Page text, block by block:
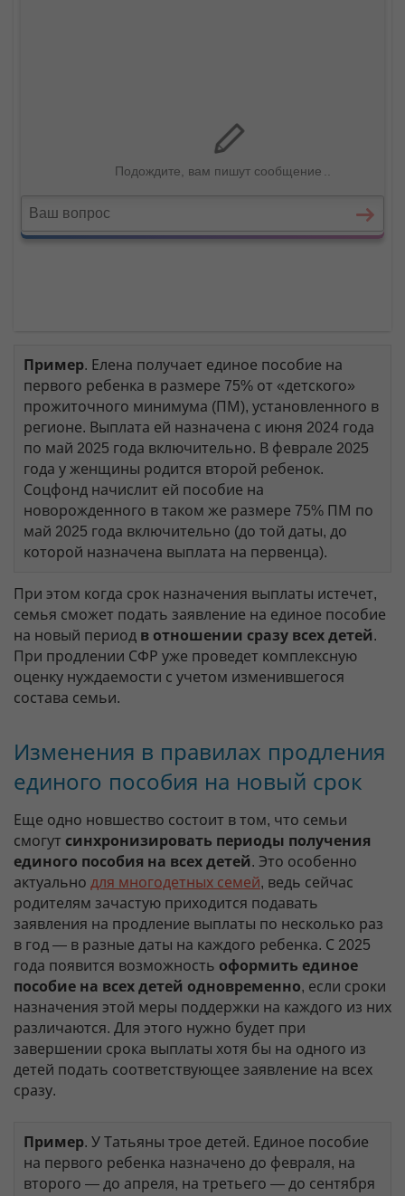
Пример. Елена получает единое пособие на
первого ребенка в размере 75% от «детского»
прожиточного минимума (ПМ), установленного в
регионе. Выплата ей назначена с июня 2024 года
по май 2025 года включительно. В феврале 2025
года у женщины родится второй ребенок.
Соцфонд начислит ей пособие на
новорожденного в таком же размере 75% ПМ по
май 2025 года включительно (до той даты, до
которой назначена выплата на первенца).
При этом когда срок назначения выплаты истечет,
семья сможет подать заявление на единое пособие
на новый период в отношении сразу всех детей.
При продлении СФР уже проведет комплексную
оценку нуждаемости с учетом изменившегося
состава семьи.
Изменения в правилах продления
единого пособия на новый срок
Еще одно новшество состоит в том, что семьи
смогут синхронизировать периоды получения
единого пособия на всех детей. Это особенно
актуально для многодетных семей, ведь сейчас
родителям зачастую приходится подавать
заявления на продление выплаты по несколько раз
в год — в разные даты на каждого ребенка. С 2025
года появится возможность оформить единое
пособие на всех детей одновременно, если сроки
назначения этой меры поддержки на каждого из них
различаются. Для этого нужно будет при
завершении срока выплаты хотя бы на одного из
детей подать соответствующее заявление на всех
сразу.
Пример. У Татьяны трое детей. Единое пособие
на первого ребенка назначено до февраля, на
второго — до апреля, на третьего — до сентября